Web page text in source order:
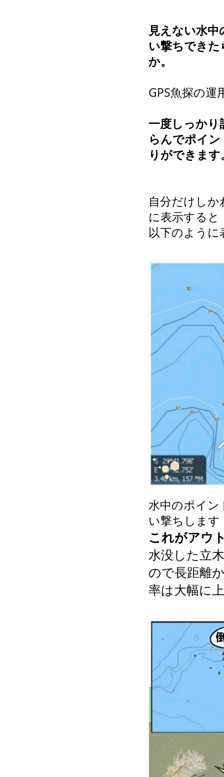
見えない水
い撃ちでき
か。
GPS魚探の
一度しっか
らんでポイ
りができます
自分だけしか
に表示すると
以下のよう
水中のポイ
い撃ちします
これがアウ
水没した立
ので長距離
率は大幅に